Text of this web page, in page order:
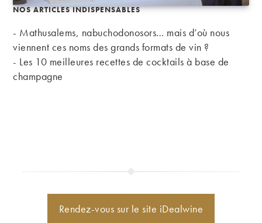
NOS ARTICLES INDISPENSABLES
- Mathusalems, nabuchodonosors… mais d’où nous
viennent ces noms des grands formats de vin ?
- Les 10 meilleures recettes de cocktails à base de
champagne
Rendez-vous sur le site iDealwine